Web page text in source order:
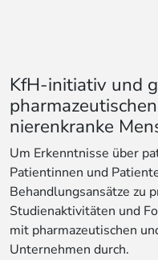
KfH-initiativ und
nierenkranke
Um Erkenntnisse über
Patientinnen und
Behandlungsansätze zu
Studienaktivitäten und
mit pharmazeutischen
Unternehmen durch.